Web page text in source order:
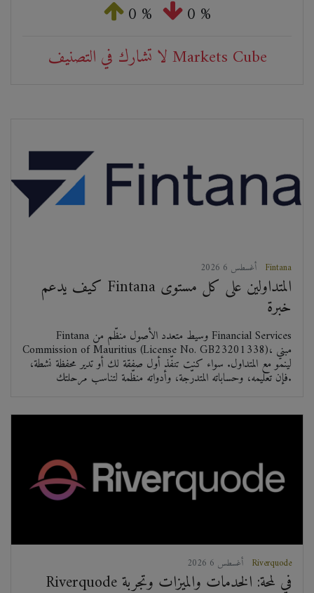
0 % 0 %
لا تشارك في التصنيف Markets Cube
Fintana
كيف يدعم Fintana المتداولين على كل مستوى
خبرة
Fintana وسيط متعدد الأصول منظّم من Financial Services
Commission of Mauritius (License No. GB23201338)، مبني
لينمو مع المتداول. سواء كنت تنفّذ أول صفقة لك أو تدير محفظة نشطة،
فإن تعليمه، وحساباته المتدرّجة، وأدواته منظّمة لتناسب مرحلتك.
Riverquode
Riverquode في لمحة: الخدمات والميزات وتجربة